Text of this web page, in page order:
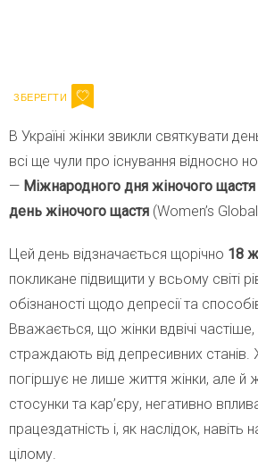
В Україні жінки звикли святкувати
всі ще чули про існування відносно
— Міжнародного дня жіночого щастя
день жіночого щастя (Women’s
Цей день відзначається щорічно 18
покликане підвищити у всьому світі
обізнаності щодо депресії та
Вважається, що жінки вдвічі частіше,
страждають від депресивних станів.
погіршує не лише життя жінки, але й
стосунки та кар’єру, негативно
працездатність і, як наслідок, навіть
цілому.